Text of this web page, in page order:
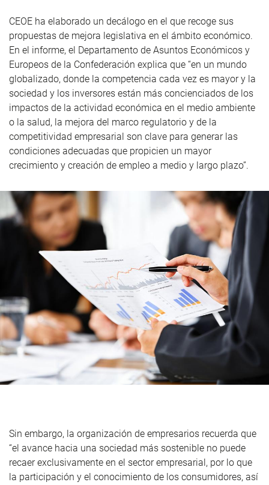
CEOE ha elaborado un decálogo en el que recoge sus
propuestas de mejora legislativa en el ámbito económico.
En el informe, el Departamento de Asuntos Económicos y
Europeos de la Confederación explica que “en un mundo
globalizado, donde la competencia cada vez es mayor y la
sociedad y los inversores están más concienciados de los
impactos de la actividad económica en el medio ambiente
o la salud, la mejora del marco regulatorio y de la
competitividad empresarial son clave para generar las
condiciones adecuadas que propicien un mayor
crecimiento y creación de empleo a medio y largo plazo”.
Sin embargo, la organización de empresarios recuerda que
“el avance hacia una sociedad más sostenible no puede
recaer exclusivamente en el sector empresarial, por lo que
la participación y el conocimiento de los consumidores, así